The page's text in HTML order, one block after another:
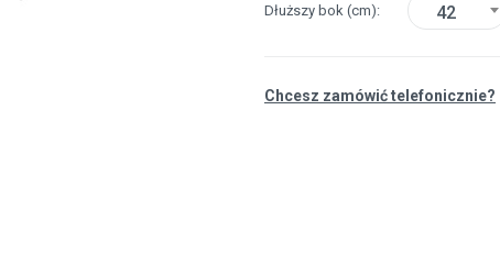
Dłuższy bok (cm) 42
Chcesz zamówić telefonicznie?